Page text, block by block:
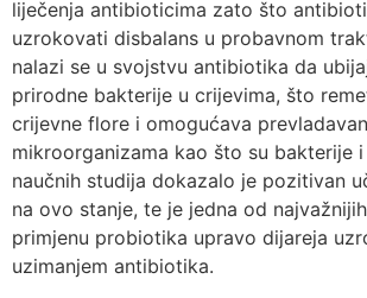
liječenja antibioticima zato što
uzrokovati disbalans u probavnom
nalazi se u svojstvu antibiotika da
prirodne bakterije u crijevima, što
crijevne flore i omogućava
mikroorganizama kao što su bakterije
naučnih studija dokazalo je pozitivan
na ovo stanje, te je jedna od
primjenu probiotika upravo dijareja
uzimanjem antibiotika.